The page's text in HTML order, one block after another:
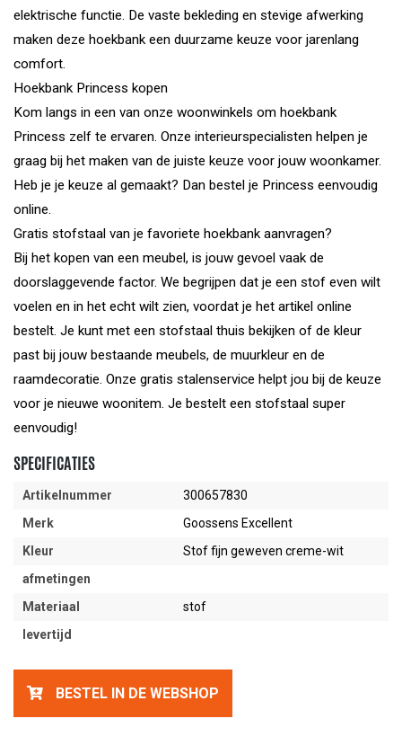
elektrische functie. De vaste bekleding en stevige afwerking
maken deze hoekbank een duurzame keuze voor jarenlang
comfort.
Hoekbank Princess kopen
Kom langs in een van onze woonwinkels om hoekbank
Princess zelf te ervaren. Onze interieurspecialisten helpen je
graag bij het maken van de juiste keuze voor jouw woonkamer.
Heb je je keuze al gemaakt? Dan bestel je Princess eenvoudig
online.
Gratis stofstaal van je favoriete hoekbank aanvragen?
Bij het kopen van een meubel, is jouw gevoel vaak de
doorslaggevende factor. We begrijpen dat je een stof even wilt
voelen en in het echt wilt zien, voordat je het artikel online
bestelt. Je kunt met een stofstaal thuis bekijken of de kleur
past bij jouw bestaande meubels, de muurkleur en de
raamdecoratie. Onze gratis stalenservice helpt jou bij de keuze
voor je nieuwe woonitem. Je bestelt een stofstaal super
eenvoudig!
SPECIFICATIES
Artikelnummer
300657830
Merk
Goossens Excellent
Kleur
Stof fijn geweven creme-wit
afmetingen
Materiaal
stof
levertijd
BESTEL IN DE WEBSHOP